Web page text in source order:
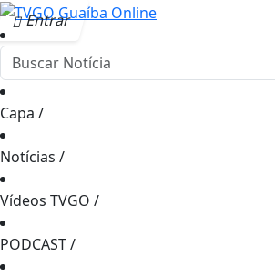
Entrar
Capa /
Notícias /
Vídeos TVGO /
PODCAST/